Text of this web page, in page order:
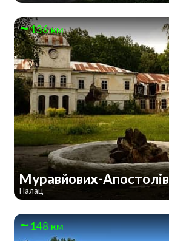
136 км
Муравйових-Апостолів
Палац
148 км